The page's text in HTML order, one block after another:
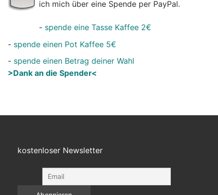
ich mich über eine Spende per PayPal.
- spende eine Tasse Kaffee 2€
- spende einen Pot Kaffee 5€
- spende einen Betrag deiner Wahl
>Dank an die Spender<
kostenloser Newsletter